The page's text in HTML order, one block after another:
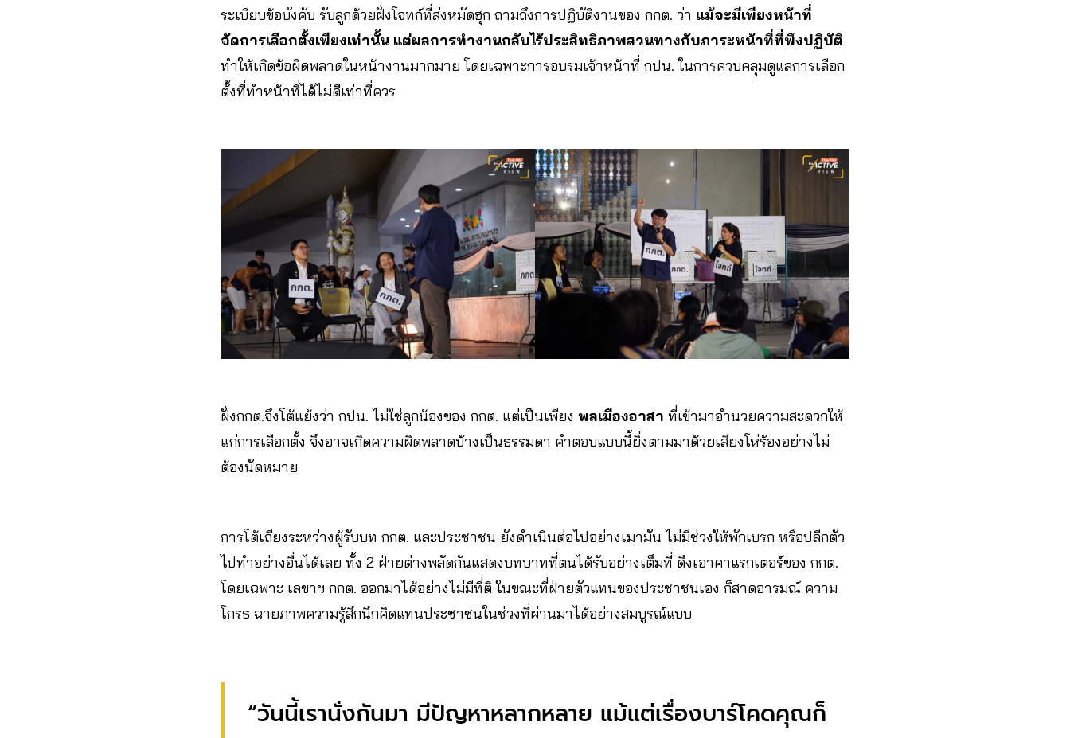
ระเบียบข้อบังคับ รับลูกด้วยฝั่งโจทก์ที่ส่งหมัดฮุก ถามถึงการปฏิบัติงานของ กกต. ว่า แม้จะมีเพียงหน้าที่
จัดการเลือกตั้งเพียงเท่านั้น แต่ผลการทำงานกลับไร้ประสิทธิภาพสวนทางกับภาระหน้าที่ที่พึงปฏิบัติ
ทำให้เกิดข้อผิดพลาดในหน้างานมากมาย โดยเฉพาะการอบรมเจ้าหน้าที่ กปน. ในการควบคลุมดูแลการเลือก
ตั้งที่ทำหน้าที่ได้ไม่ดีเท่าที่ควร
ฝั่งกกต.จึงโต้แย้งว่า กปน. ไม่ใช่ลูกน้องของ กกต. แต่เป็นเพียง พลเมืองอาสา ที่เข้ามาอำนวยความสะดวกให้
แก่การเลือกตั้ง จึงอาจเกิดความผิดพลาดบ้างเป็นธรรมดา คำตอบแบบนี้ยิ่งตามมาด้วยเสียงโห่ร้องอย่างไม่
ต้องนัดหมาย
การโต้เถียงระหว่างผู้รับบท กกต. และประชาชน ยังดำเนินต่อไปอย่างเมามัน ไม่มีช่วงให้พักเบรก หรือปลีกตัว
ไปทำอย่างอื่นได้เลย ทั้ง 2 ฝ่ายต่างพลัดกันแสดงบทบาทที่ตนได้รับอย่างเต็มที่ ดึงเอาคาแรกเตอร์ของ กกต.
โดยเฉพาะ เลขาฯ กกต. ออกมาได้อย่างไม่มีที่ติ ในขณะที่ฝ่ายตัวแทนของประชาชนเอง ก็สาดอารมณ์ ความ
โกรธ ฉายภาพความรู้สึกนึกคิดแทนประชาชนในช่วงที่ผ่านมาได้อย่างสมบูรณ์แบบ
“วันนี้เรานั่งกันมา มีปัญหาหลากหลาย แม้แต่เรื่องบาร์โคดคุณก็